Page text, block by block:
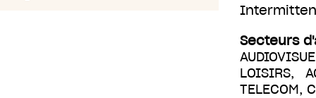
Secteurs
LOISIRS,
TELECOM,